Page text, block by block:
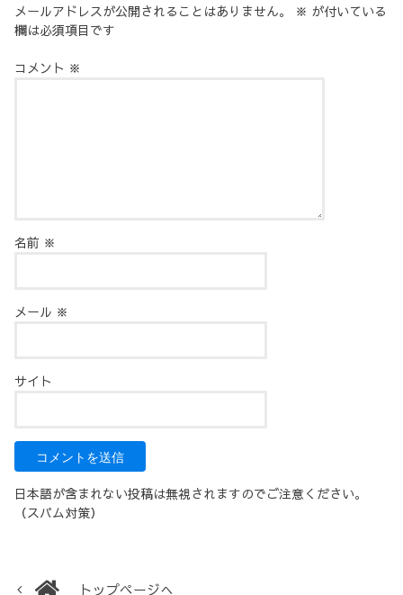
メールアドレスが公開されることはありません。 ※ が付いている
欄は必須項目です
コメント ※
名前 ※
メール ※
サイト
日本語が含まれない投稿は無視されますのでご注意ください。
（スパム対策）
トップページへ